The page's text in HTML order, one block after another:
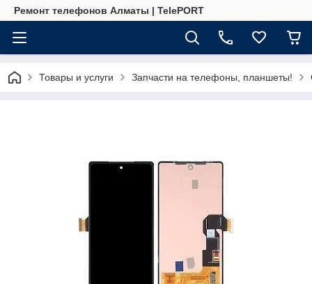
Ремонт телефонов Алматы | TelePORT
Товары и услуги Запчасти на телефоны, планшеты!